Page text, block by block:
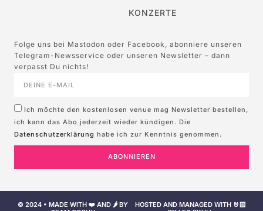
KONZERTE
Folge uns bei Mastodon oder Facebook, abonniere unseren
Telegram-Newsservice oder unseren Newsletter – dann
verpasst Du nichts!
Ich möchte den kostenlosen venue mag Newsletter bestellen,
ich kann das Abo jederzeit wieder kündigen. Die
Datenschutzerklärung habe ich zur Kenntnis genommen.
ABONNIEREN
© 2024 • MADE WITH ❤️ AND 🌶️ BY
HOSTED AND MANAGED WITH 🤘🏻